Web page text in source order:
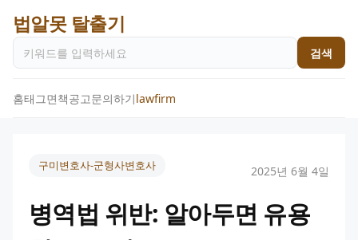
법알못 탈출기
검색
홈태그면책공고문의하기lawfirm
구미변호사-군형사변호사 2025년 6월 4일
병역법 위반: 알아두면 유용